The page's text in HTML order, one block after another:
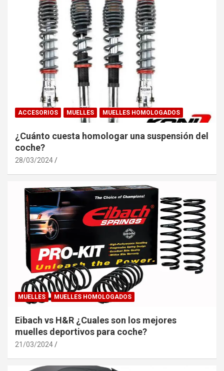
ACCESORIOS MUELLES MUELLES HOMOLOGADOS
¿Cuánto cuesta homologar una suspensión del
coche?
28/03/2024
MUELLES MUELLES HOMOLOGADOS
Eibach vs H&R ¿Cuales son los mejores
muelles deportivos para coche?
21/03/2024